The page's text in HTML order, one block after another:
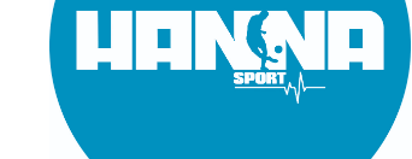
mehr Infos
Impressum